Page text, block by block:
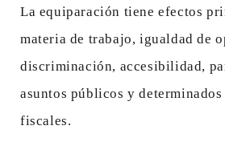
La equiparación tiene efectos
materia de trabajo, igualdad de
discriminación, accesibilidad,
asuntos públicos y
fiscales.